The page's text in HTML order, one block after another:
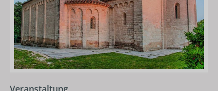
Veranstaltung